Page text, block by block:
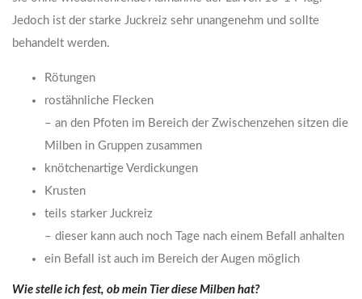
Jedoch ist der starke Juckreiz sehr unangenehm und sollte
behandelt werden.
Rötungen
rostähnliche Flecken
– an den Pfoten im Bereich der Zwischenzehen sitzen die
Milben in Gruppen zusammen
knötchenartige Verdickungen
Krusten
teils starker Juckreiz
– dieser kann auch noch Tage nach einem Befall anhalten
ein Befall ist auch im Bereich der Augen möglich
Wie stelle ich fest, ob mein Tier diese Milben hat?